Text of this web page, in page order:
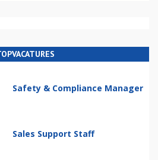
Safety & Compliance Manager
Sales Support Staff